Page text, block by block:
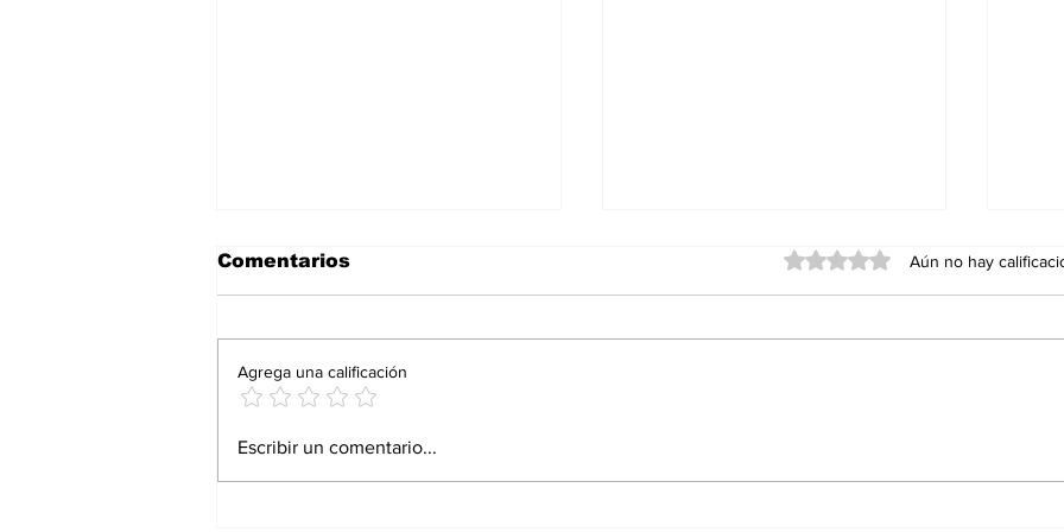
El ave que se volvió
inteligencia de ambos
Comentarios Obtuvo 0 de 5 estrellas.
Aún no hay
Agrega una calificación
Escribir un comentario...